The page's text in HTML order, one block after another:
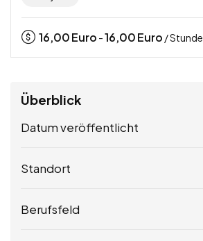
16,00Euro -16,00Euro / Stunde
Überblick
Datum veröffentlicht
Standort
Berufsfeld